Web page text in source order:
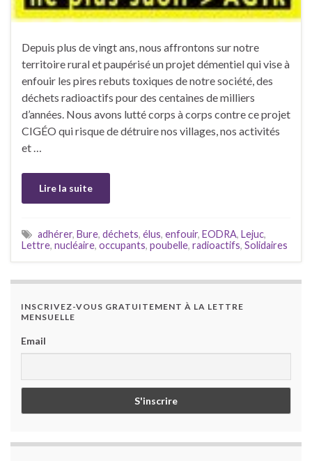
Depuis plus de vingt ans, nous affrontons sur notre
territoire rural et paupérisé un projet démentiel qui vise à
enfouir les pires rebuts toxiques de notre société, des
déchets radioactifs pour des centaines de milliers
d’années. Nous avons lutté corps à corps contre ce projet
CIGÉO qui risque de détruire nos villages, nos activités
et …
Lire la suite
adhérer, Bure, déchets, élus, enfouir, EODRA, Lejuc,
Lettre, nucléaire, occupants, poubelle, radioactifs, Solidaires
INSCRIVEZ-VOUS GRATUITEMENT À LA LETTRE
MENSUELLE
Email